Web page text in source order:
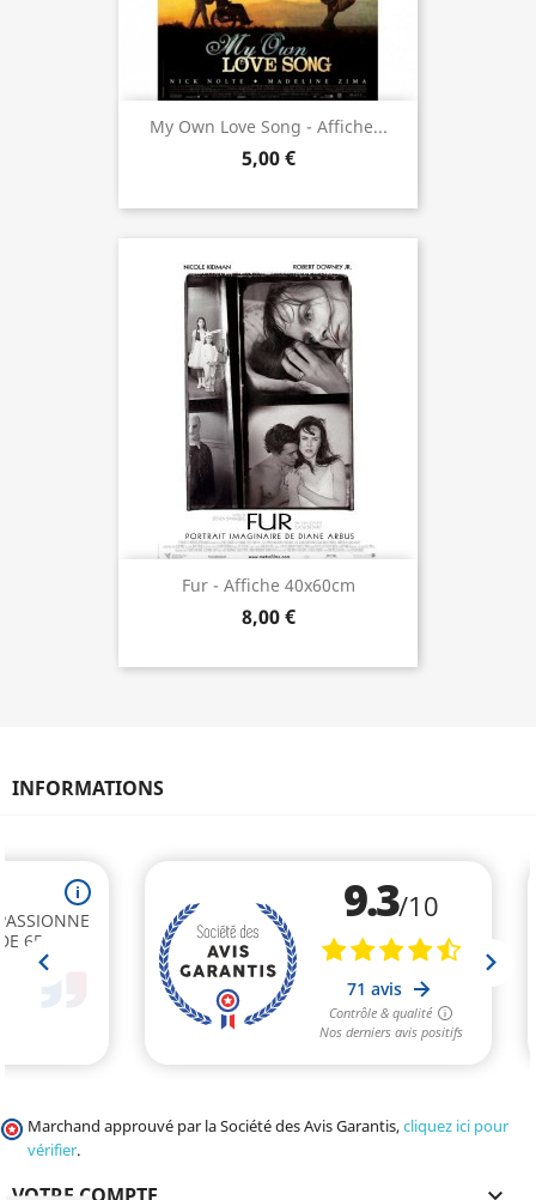
My Own Love Song - Affiche...
5,00 €
Fur - Affiche 40x60cm
8,00 €
INFORMATIONS
Marchand approuvé par la Société des Avis Garantis,cliquez ici pour
vérifier.